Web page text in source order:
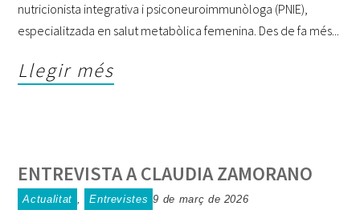
nutricionista integrativa i psiconeuroimmunòloga (PNIE),
especialitzada en salut metabòlica femenina. Des de fa més
Llegir més
ENTREVISTA A CLAUDIA ZAMORANO
Actualitat , Entrevistes 9 de març de 2026